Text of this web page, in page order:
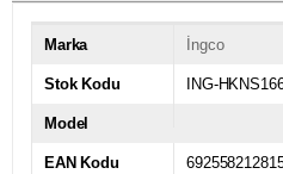
Marka İngco
Stok Kodu ING-
Model
EAN Kodu